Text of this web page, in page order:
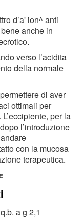
d’a' ion^ anti
anche in
verso l’acidita
della normale
permettere di aver
ottimali per
per la
l’introduzione
con la mucosa
terapeutica.
a g 2,1